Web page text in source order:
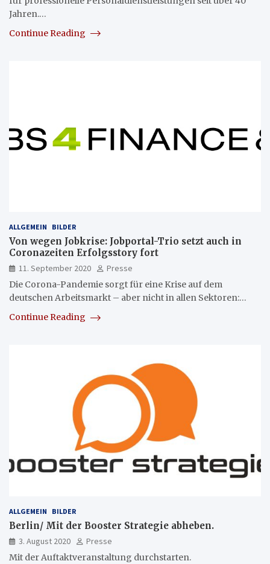
Jahren.…
Continue Reading
ALLGEMEIN BILDER
Von wegen Jobkrise: Jobportal-Trio setzt auch in
Coronazeiten Erfolgsstory fort
11. September 2020
Presse
Die Corona-Pandemie sorgt für eine Krise auf dem
deutschen Arbeitsmarkt – aber nicht in allen Sektoren:…
Continue Reading
ALLGEMEIN BILDER
Berlin/ Mit der Booster Strategie abheben.
3. August 2020
Presse
Mit der Auftaktveranstaltung durchstarten.